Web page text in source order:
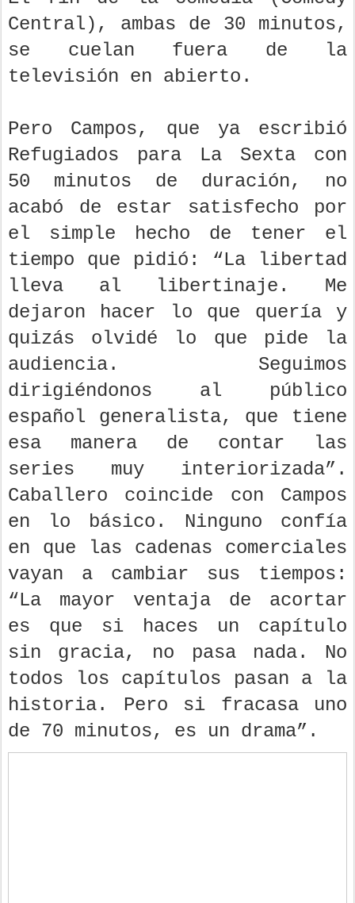
Central), ambas de 30 minutos,
se cuelan fuera de la
televisión en abierto.
Pero Campos, que ya escribió
Refugiados para La Sexta con
50 minutos de duración, no
acabó de estar satisfecho por
el simple hecho de tener el
tiempo que pidió: “La libertad
lleva al libertinaje. Me
dejaron hacer lo que quería y
quizás olvidé lo que pide la
audiencia. Seguimos
dirigiéndonos al público
español generalista, que tiene
esa manera de contar las
series muy interiorizada”.
Caballero coincide con Campos
en lo básico. Ninguno confía
en que las cadenas comerciales
vayan a cambiar sus tiempos:
“La mayor ventaja de acortar
es que si haces un capítulo
sin gracia, no pasa nada. No
todos los capítulos pasan a la
historia. Pero si fracasa uno
de 70 minutos, es un drama”.